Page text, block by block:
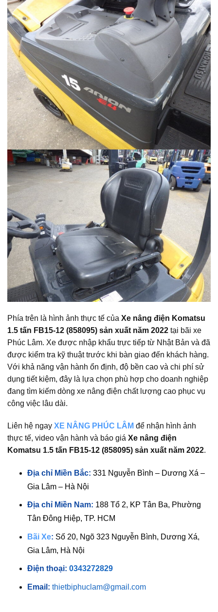
Phía trên là hình ảnh thực tế của Xe nâng điện Komatsu
1.5 tấn FB15-12 (858095) sản xuất năm 2022 tại bãi xe
Phúc Lâm. Xe được nhập khẩu trực tiếp từ Nhật Bản và đã
được kiểm tra kỹ thuật trước khi bàn giao đến khách hàng.
Với khả năng vận hành ổn định, độ bền cao và chi phí sử
dụng tiết kiệm, đây là lựa chọn phù hợp cho doanh nghiệp
đang tìm kiếm dòng xe nâng điện chất lượng cao phục vụ
công việc lâu dài.
Liên hệ ngay XE NÂNG PHÚC LÂM để nhận hình ảnh
thực tế, video vận hành và báo giá Xe nâng điện
Komatsu 1.5 tấn FB15-12 (858095) sản xuất năm 2022.
Địa chỉ Miền Bắc: 331 Nguyễn Bình – Dương Xá –
Gia Lâm – Hà Nội
Địa chỉ Miền Nam: 188 Tổ 2, KP Tân Ba, Phường
Tân Đông Hiệp, TP. HCM
Bãi Xe: Số 20, Ngõ 323 Nguyễn Bình, Dương Xá,
Gia Lâm, Hà Nội
Điện thoại: 0343272829
Email: thietbiphuclam@gmail.com